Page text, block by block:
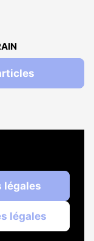
légales
légales